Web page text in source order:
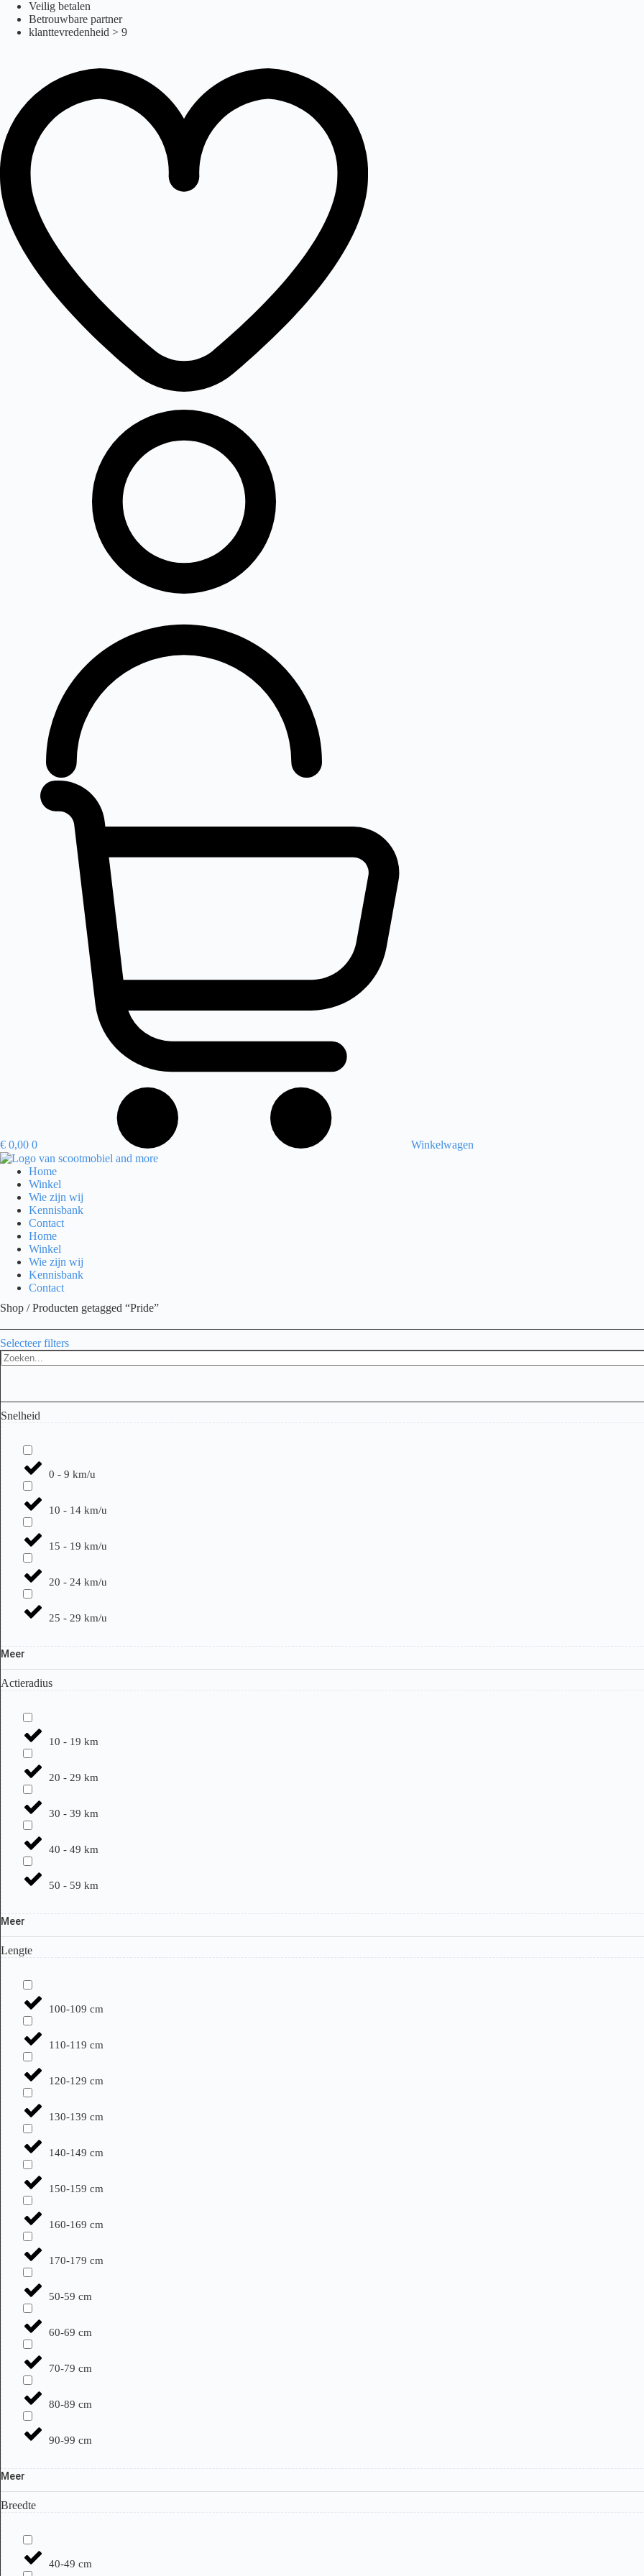
Pride
naar
Veilig betalen
Betrouwbare partner
klanttevredenheid > 9
€ 0,00 0 Winkelwagen
Home
Winkel
Wie zijn wij
Kennisbank
Contact
Home
Winkel
Wie zijn wij
Kennisbank
Contact
Shop / Producten getagged “Pride”
Selecteer filters
Search
...
Snelheid
0 - 9 km/u
10 - 14 km/u
15 - 19 km/u
20 - 24 km/u
25 - 29 km/u
Meer
Actieradius
10 - 19 km
20 - 29 km
30 - 39 km
40 - 49 km
50 - 59 km
Meer
Lengte
100-109 cm
110-119 cm
120-129 cm
130-139 cm
140-149 cm
150-159 cm
160-169 cm
170-179 cm
50-59 cm
60-69 cm
70-79 cm
80-89 cm
90-99 cm
Meer
Breedte
40-49 cm